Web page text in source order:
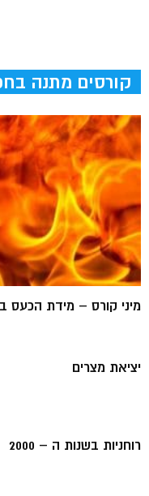
קורסים מתנה
מיני קורס – מידת
יציאת מצרים
רוחניות בשנות ה – 2000